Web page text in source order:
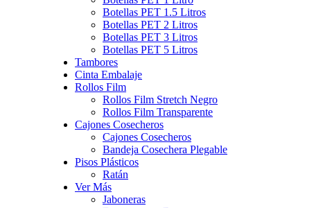
Botellas PET 1.5 Litros
Botellas PET 2 Litros
Botellas PET 3 Litros
Botellas PET 5 Litros
Tambores
Cinta Embalaje
Rollos Film
Rollos Film Stretch Negro
Rollos Film Transparente
Cajones Cosecheros
Cajones Cosecheros
Bandeja Cosechera Plegable
Pisos Plásticos
Ratán
Ver Más
Jaboneras